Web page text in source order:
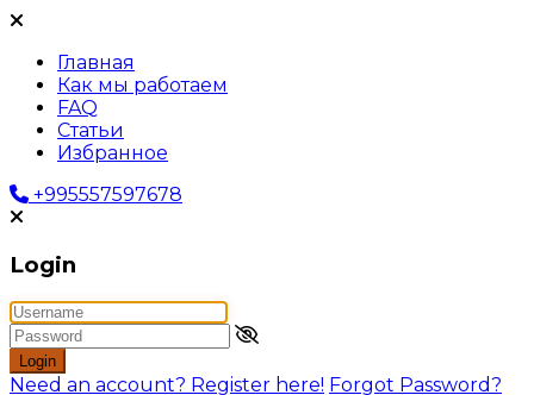
Главная
Как мы работаем
FAQ
Статьи
Избранное
+995557597678
Login
Login
Need an account? Register here! Forgot Password?